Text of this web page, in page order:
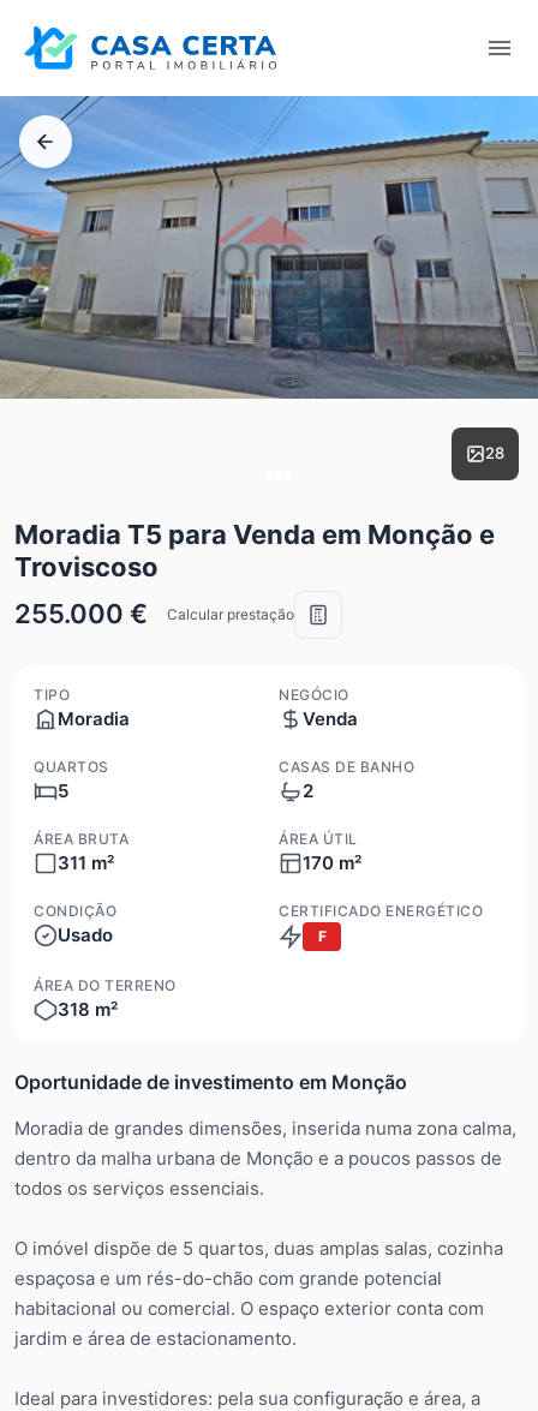
28
Moradia T5 para Venda em Monção e
Troviscoso
255.000 €
Calcular prestação
TIPO
Moradia
NEGÓCIO
Venda
QUARTOS
5
CASAS DE BANHO
2
ÁREA BRUTA
311 m²
ÁREA ÚTIL
170 m²
CONDIÇÃO
Usado
CERTIFICADO ENERGÉTICO
F
ÁREA DO TERRENO
318 m²
Oportunidade de investimento em Monção
Moradia de grandes dimensões, inserida numa zona calma,
dentro da malha urbana de Monção e a poucos passos de
todos os serviços essenciais.
O imóvel dispõe de 5 quartos, duas amplas salas, cozinha
espaçosa e um rés-do-chão com grande potencial
habitacional ou comercial. O espaço exterior conta com
jardim e área de estacionamento.
Ideal para investidores: pela sua configuração e área, a